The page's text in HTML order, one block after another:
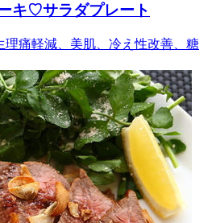
キ♡サラダプレート
理痛軽減、美肌、冷え性改善、糖